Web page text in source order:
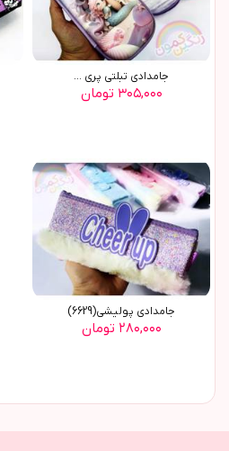
جامدادي تبلتي پري ...
۳۰۵,۰۰۰ تومان
جامدادی پولیشی(6629)
۲۸۰,۰۰۰ تومان